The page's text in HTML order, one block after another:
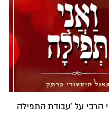
הרבי על 'עבודת התפילה'